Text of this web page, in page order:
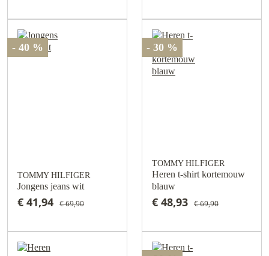
- 40 %
TOMMY HILFIGER
Jongens jeans wit
€ 41,94 € 69,90
- 30 %
TOMMY HILFIGER
Heren t-shirt kortemouw
blauw
€ 48,93 € 69,90